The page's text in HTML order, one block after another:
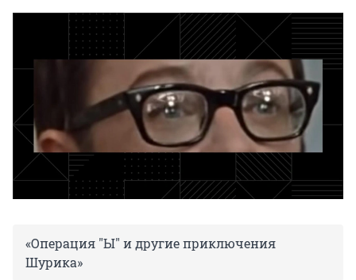
«Операция "Ы" и другие приключения
Шурика»